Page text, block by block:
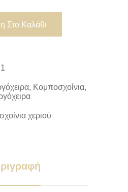
Στο Καλάθι
, Κομποσχοίνια,
χεριού